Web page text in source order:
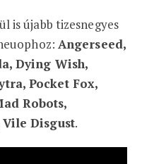
is újabb tizesnegyes
Angerseed,
Dying Wish,
Pocket Fox,
Robots,
Disgust.